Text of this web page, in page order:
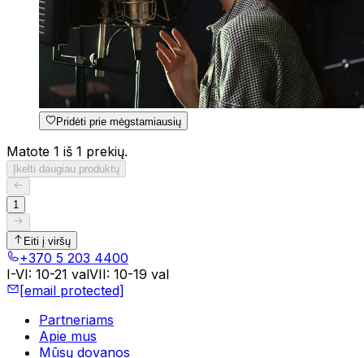
Pridėti prie mėgstamiausių
Matote 1 iš 1 prekių.
Įkelti daugiau produktų
1
Eiti į viršų
+370 5 203 4400
I-VI: 10-21 valVII: 10-19 val
[email protected]
Partneriams
Apie mus
Mūsų dovanos